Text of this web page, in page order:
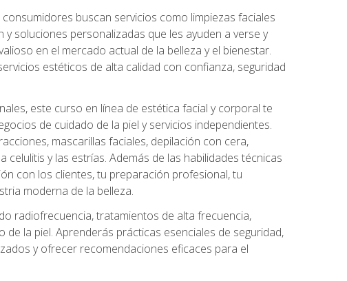
buscan servicios como limpiezas faciales
soluciones personalizadas que les ayuden a verse y
en el mercado actual de la belleza y el bienestar.
estéticos de alta calidad con confianza, seguridad
este curso en línea de estética facial y corporal te
de cuidado de la piel y servicios independientes.
mascarillas faciales, depilación con cera,
y las estrías. Además de las habilidades técnicas
con los clientes, tu preparación profesional, tu
moderna de la belleza.
radiofrecuencia, tratamientos de alta frecuencia,
la piel. Aprenderás prácticas esenciales de seguridad,
y ofrecer recomendaciones eficaces para el